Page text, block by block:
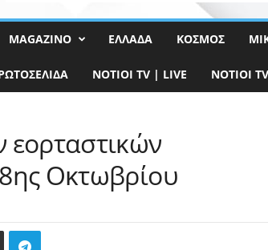
MAGAZINO ΕΛΛΆΔΑ ΚΌΣΜΟΣ
NOTIOI TV | LIVE NOTIOI
Οκτωβρίου